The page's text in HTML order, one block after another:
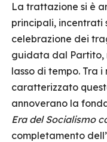
La trattazione si è
principali, incentrati
celebrazione dei
guidata dal Partito,
lasso di tempo. Tra
caratterizzato
annoverano la
Era del Socialismo
completamento